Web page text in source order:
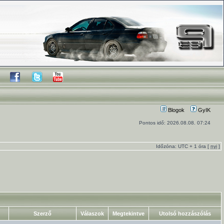
Blogok GyIK
Pontos idő: 2026.08.08. 07:24
Időzóna: UTC + 1 óra [ nyi ]
Szerző Válaszok Megtekintve Utolsó hozzászólás